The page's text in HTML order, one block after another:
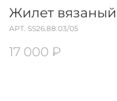
Жилет вязаный
АРТ. SS26.88.03/05
17 000 ₽